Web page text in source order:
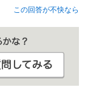
この回答が不快なら